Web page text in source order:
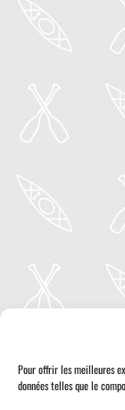
Pour offrir les meilleures
données telles que le